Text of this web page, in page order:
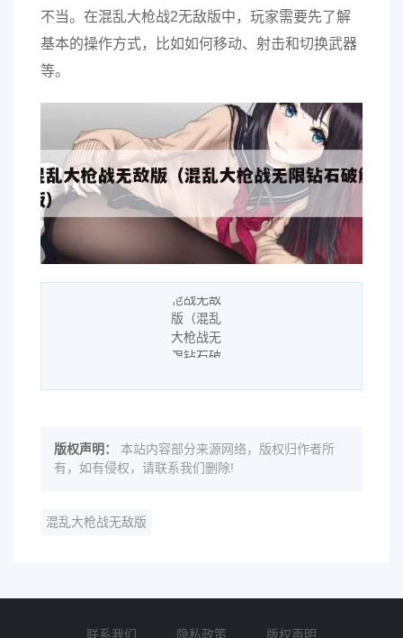
不当。在混乱大枪战2无敌版中，玩家需要先了解
基本的操作方式，比如如何移动、射击和切换武器
等。
版权声明：
本站内容部分来源网络，版权归作者所
有，如有侵权，请联系我们删除!
混乱大枪战无敌版
联系我们 隐私政策 版权声明